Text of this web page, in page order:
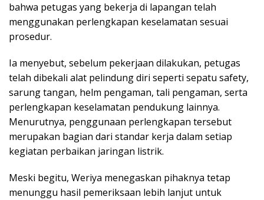
bahwa petugas yang bekerja di lapangan telah
menggunakan perlengkapan keselamatan sesuai
prosedur.
Ia menyebut, sebelum pekerjaan dilakukan, petugas
telah dibekali alat pelindung diri seperti sepatu safety,
sarung tangan, helm pengaman, tali pengaman, serta
perlengkapan keselamatan pendukung lainnya.
Menurutnya, penggunaan perlengkapan tersebut
merupakan bagian dari standar kerja dalam setiap
kegiatan perbaikan jaringan listrik.
Meski begitu, Weriya menegaskan pihaknya tetap
menunggu hasil pemeriksaan lebih lanjut untuk